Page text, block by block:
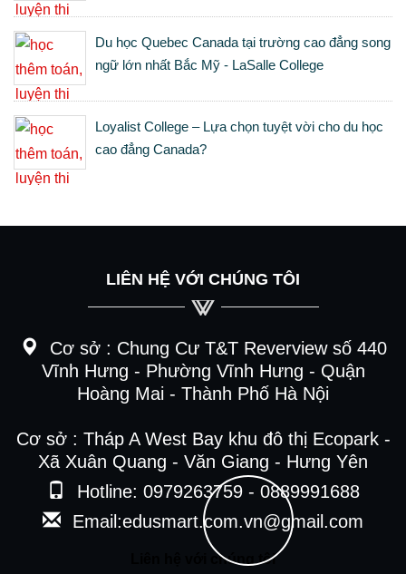
Du học Quebec Canada tại trường cao đẳng song
ngữ lớn nhất Bắc Mỹ - LaSalle College
Loyalist College – Lựa chọn tuyệt vời cho du học
cao đẳng Canada?
LIÊN HỆ VỚI CHÚNG TÔI
Cơ sở : Chung Cư T&T Reverview số 440
Vĩnh Hưng - Phường Vĩnh Hưng - Quận
Hoàng Mai - Thành Phố Hà Nội
Cơ sở : Tháp A West Bay khu đô thị Ecopark -
Xã Xuân Quang - Văn Giang - Hưng Yên
Hotline: 0979263759 - 0889991688
Email:edusmart.com.vn@gmail.com
Liên hệ với chúng tôi